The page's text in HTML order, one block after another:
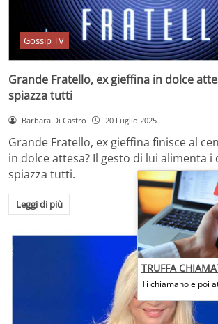
Gossip TV
Grande Fratello, ex gieffina in dolce
spiazza tutti
Barbara Di Castro 20 Luglio 2025
Grande Fratello, ex gieffina finisce al
in dolce attesa? Il gesto di lui alimenta i
spiazza tutti.
Leggi di più
TRUFFA
Ti chiamano e poi